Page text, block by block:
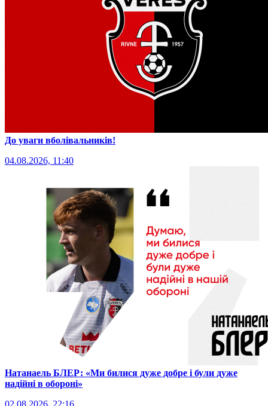
До уваги вболівальників!
04.08.2026, 11:40
Натанаель БЛЕР: «Ми билися дуже добре і були дуже
надійні в обороні»
02.08.2026, 22:16